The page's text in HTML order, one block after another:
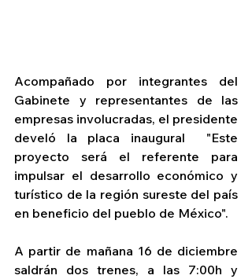
Acompañado por integrantes del
Gabinete y representantes de las
empresas involucradas, el presidente
develó la placa inaugural  "Este
proyecto será el referente para
impulsar el desarrollo económico y
turístico de la región sureste del país
en beneficio del pueblo de México".
A partir de mañana 16 de diciembre
saldrán dos trenes, a las 7:00h y